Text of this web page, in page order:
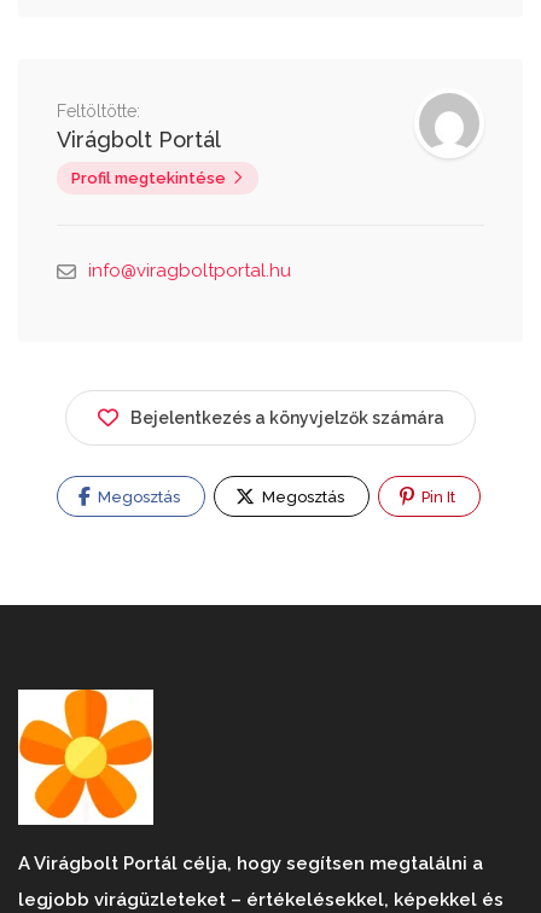
Feltöltötte:
Virágbolt Portál
Profil megtekintése
info@viragboltportal.hu
Bejelentkezés a könyvjelzők számára
Megosztás Megosztás Pin It
A Virágbolt Portál célja, hogy segítsen megtalálni a
legjobb virágüzleteket – értékelésekkel, képekkel és